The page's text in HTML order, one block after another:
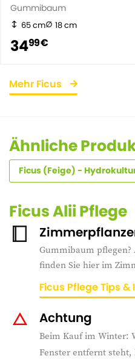
Gummibaum
65 cm 18 cm
3499 €
Mehr Ficus
Ähnliche
Ficus (Feige) -
Ficus Alii Pflege
Gummibaum
finden Sie hier im
Ficus Pflege Tips
Achtung
Beim Kauf im Winter:
Fenster entfernt